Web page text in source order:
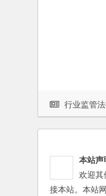
行业监管
本站声
欢迎其
接本站。本站